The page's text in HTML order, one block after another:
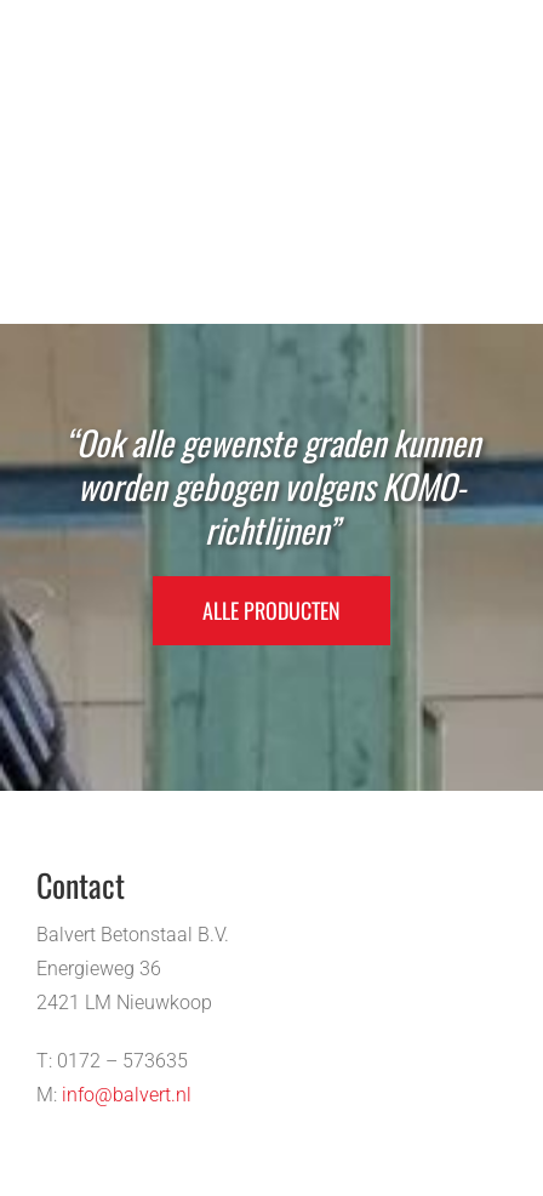
“Ook alle gewenste graden kunnen
worden gebogen volgens KOMO-
richtlijnen”
ALLE PRODUCTEN
Contact
Balvert Betonstaal B.V.
Energieweg 36
2421 LM Nieuwkoop
T: 0172 – 573635
M: info@balvert.nl